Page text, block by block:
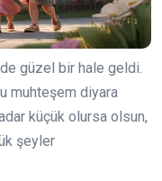
güzel bir hale geldi.
muhteşem diyara
küçük olursa olsun,
şeyler